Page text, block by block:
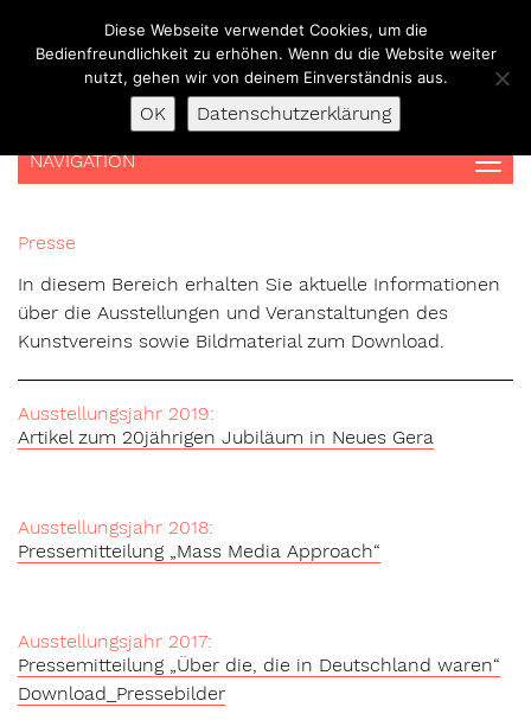
NAVIGATION
Presse
In diesem Bereich erhalten Sie aktuelle Informationen
über die Ausstellungen und Veranstaltungen des
Kunstvereins sowie Bildmaterial zum Download.
Ausstellungsjahr 2019:
Artikel zum 20jährigen Jubiläum in Neues Gera
Ausstellungsjahr 2018:
Pressemitteilung „Mass Media Approach“
Ausstellungsjahr 2017:
Pressemitteilung „Über die, die in Deutschland waren“
Download_Pressebilder
Diese Webseite verwendet Cookies, um die
Bedienfreundlichkeit zu erhöhen. Wenn du die Website weiter
nutzt, gehen wir von deinem Einverständnis aus.
OK Datenschutzerklärung